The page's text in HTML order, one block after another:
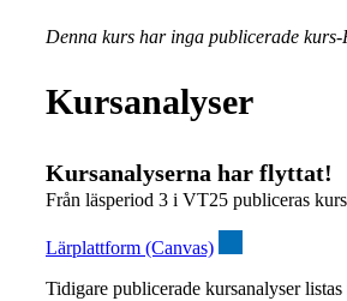
Denna kurs har inga publicerade kurs-
Kursanalyser
Kursanalyserna har flyttat!
Från läsperiod 3 i VT25 publiceras
Lärplattform (Canvas)
Tidigare publicerade kursanalyser listas